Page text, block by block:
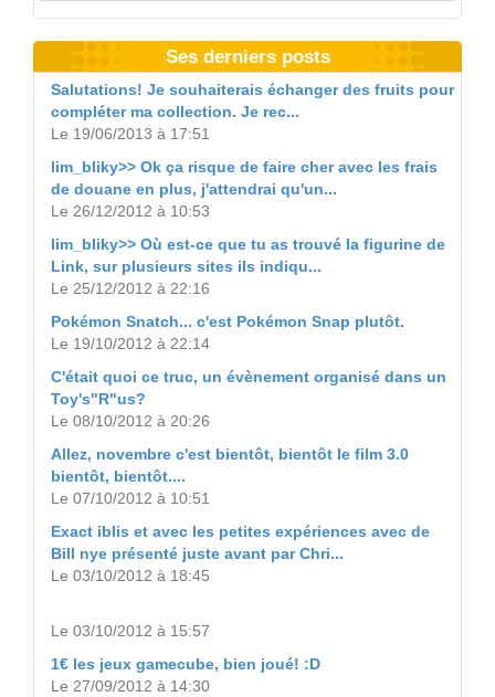
Ses derniers posts
Salutations! Je souhaiterais échanger des fruits pour
compléter ma collection. Je rec...
Le 19/06/2013 à 17:51
lim_bliky>> Ok ça risque de faire cher avec les frais
de douane en plus, j'attendrai qu'un...
Le 26/12/2012 à 10:53
lim_bliky>> Où est-ce que tu as trouvé la figurine de
Link, sur plusieurs sites ils indiqu...
Le 25/12/2012 à 22:16
Pokémon Snatch... c'est Pokémon Snap plutôt.
Le 19/10/2012 à 22:14
C'était quoi ce truc, un évènement organisé dans un
Toy's"R"us?
Le 08/10/2012 à 20:26
Allez, novembre c'est bientôt, bientôt le film 3.0
bientôt, bientôt....
Le 07/10/2012 à 10:51
Exact iblis et avec les petites expériences avec de
Bill nye présenté juste avant par Chri...
Le 03/10/2012 à 18:45
Le 03/10/2012 à 15:57
1€ les jeux gamecube, bien joué! :D
Le 27/09/2012 à 14:30